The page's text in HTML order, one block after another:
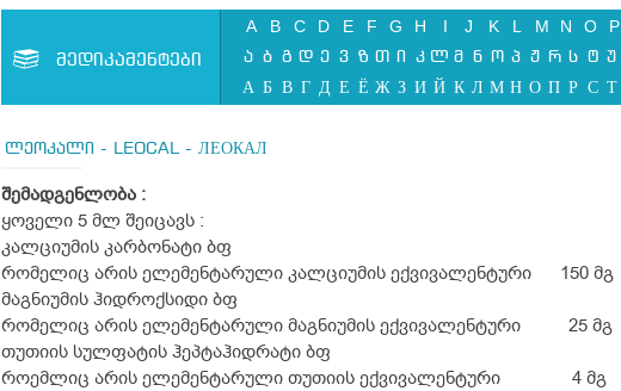
მედიკამენტები
A B C D E F G H I J K L M N O P
ა ბ გ დ ე ვ ზ თ ი კ ლ მ ნ ო პ ჟ რ ს ტ უ
А Б В Г Д Е Ё Ж З И Й К Л М Н О П Р С Т
ლეოკალი - LEOCAL - ЛЕОКАЛ
შემადგენლობა :
ყოველი 5 მლ შეიცავს :
კალციუმის კარბონატი ბფ
რომელიც არის ელემენტარული კალციუმის ექვივალენტური 150 მგ
მაგნიუმის ჰიდროქსიდი ბფ
რომელიც არის ელემენტარული მაგნიუმის ექვივალენტური 25 მგ
თუთიის სულფატის ჰეპტაჰიდრატი ბფ
როემლიც არის ელემენტარული თუთიის ექვივალენტური 4 მგ